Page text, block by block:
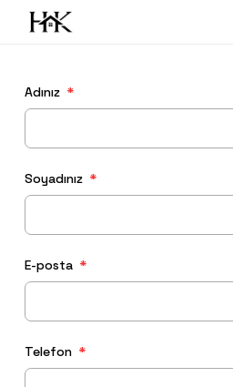
Skip
Adınız
Soyadınız
E-posta
Telefon